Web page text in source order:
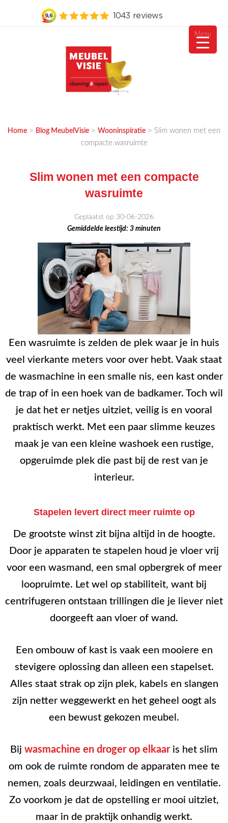
Home > Blog MeubelVisie > Wooninspiratie > Slim wonen met een
compacte wasruimte
Slim wonen met een compacte
wasruimte
Geplaatst op 30-06-2026
Gemiddelde leestijd: 3 minuten
Een wasruimte is zelden de plek waar je in huis
veel vierkante meters voor over hebt. Vaak staat
de wasmachine in een smalle nis, een kast onder
de trap of in een hoek van de badkamer. Toch wil
je dat het er netjes uitziet, veilig is en vooral
praktisch werkt. Met een paar slimme keuzes
maak je van een kleine washoek een rustige,
opgeruimde plek die past bij de rest van je
interieur.
Stapelen levert direct meer ruimte op
De grootste winst zit bijna altijd in de hoogte.
Door je apparaten te stapelen houd je vloer vrij
voor een wasmand, een smal opbergrek of meer
loopruimte. Let wel op stabiliteit, want bij
centrifugeren ontstaan trillingen die je liever niet
doorgeeft aan vloer of wand.
Een ombouw of kast is vaak een mooiere en
stevigere oplossing dan alleen een stapelset.
Alles staat strak op zijn plek, kabels en slangen
zijn netter weggewerkt en het geheel oogt als
een bewust gekozen meubel.
Bij wasmachine en droger op elkaaris het slim
om ook de ruimte rondom de apparaten mee te
nemen, zoals deurzwaai, leidingen en ventilatie.
Zo voorkom je dat de opstelling er mooi uitziet,
maar in de praktijk onhandig werkt.
Menu